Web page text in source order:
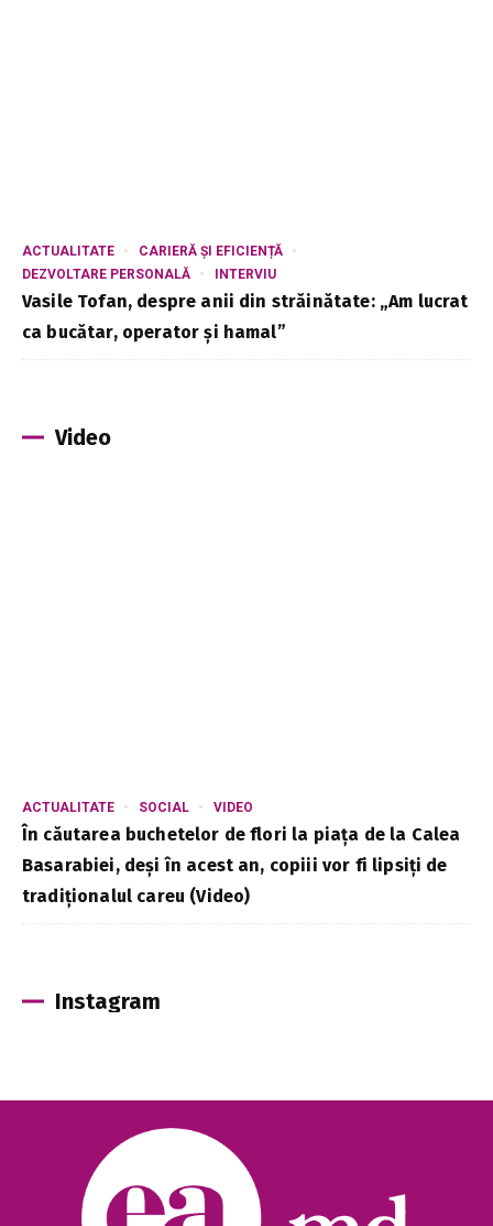
ACTUALITATE
CARIERĂ ȘI EFICIENȚĂ
DEZVOLTARE PERSONALĂ
INTERVIU
Vasile Tofan, despre anii din străinătate: „Am lucrat
ca bucătar, operator și hamal”
Video
ACTUALITATE SOCIAL VIDEO
În căutarea buchetelor de flori la piața de la Calea
Basarabiei, deși în acest an, copiii vor fi lipsiți de
tradiționalul careu (Video)
Instagram